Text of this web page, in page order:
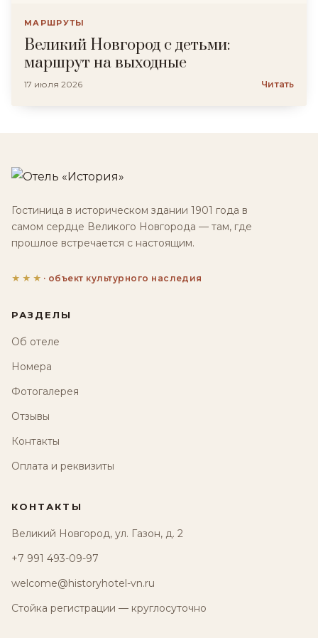
МАРШРУТЫ
Великий Новгород с детьми:
маршрут на выходные
17 июля 2026 Читать
Гостиница в историческом здании 1901 года в
самом сердце Великого Новгорода — там, где
прошлое встречается с настоящим.
★★★ · объект культурного наследия
РАЗДЕЛЫ
Об отеле
Номера
Фотогалерея
Отзывы
Контакты
Оплата и реквизиты
КОНТАКТЫ
Великий Новгород, ул. Газон, д. 2
+7 991 493-09-97
welcome@historyhotel-vn.ru
Стойка регистрации — круглосуточно